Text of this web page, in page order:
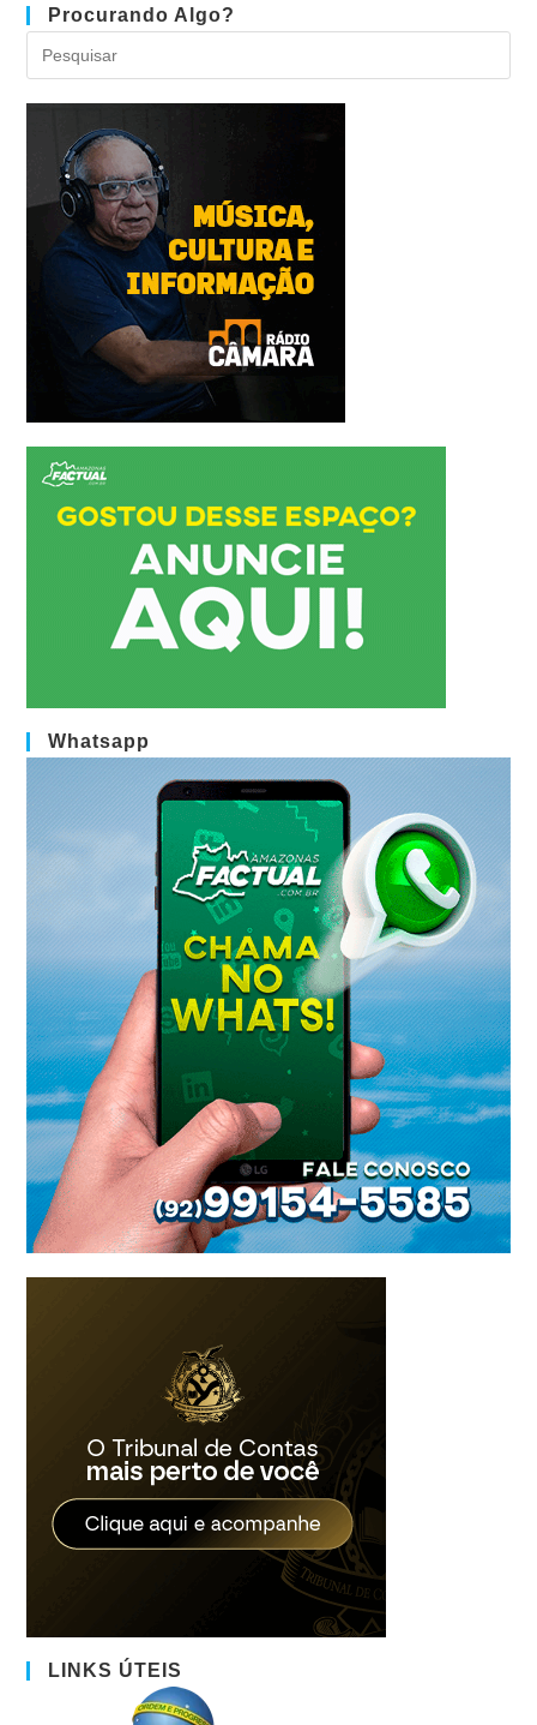
Procurando Algo?
Whatsapp
LINKS ÚTEIS